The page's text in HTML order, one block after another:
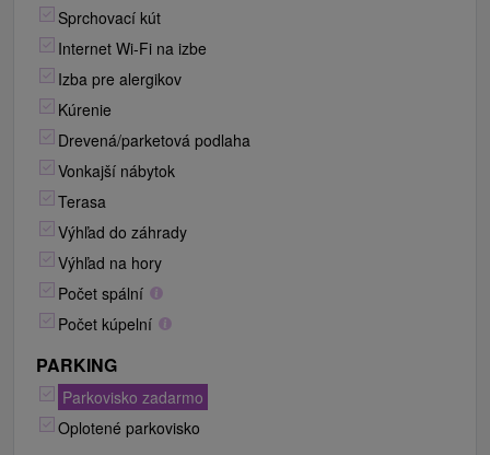
Sprchovací kút
Internet Wi-Fi na izbe
Izba pre alergikov
Kúrenie
Drevená/parketová podlaha
Vonkajší nábytok
Terasa
Výhľad do záhrady
Výhľad na hory
Počet spální
Počet kúpelní
PARKING
Parkovisko zadarmo
Oplotené parkovisko